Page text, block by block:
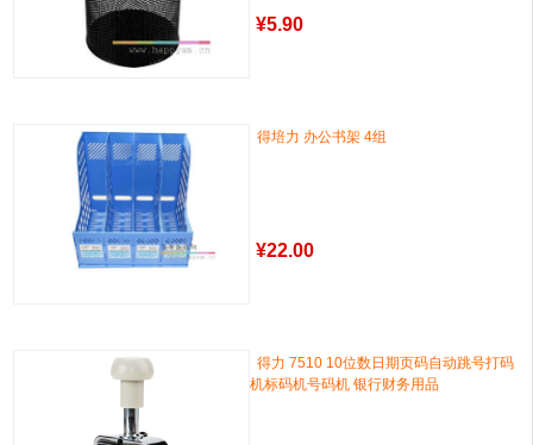
¥5.90
得培力 办公书架 4组
¥22.00
得力 7510 10位数日期页码自动跳号打码
机标码机号码机 银行财务用品